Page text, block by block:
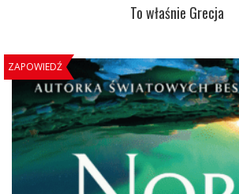
To właśnie Grecja
ZAPOWIEDŹ